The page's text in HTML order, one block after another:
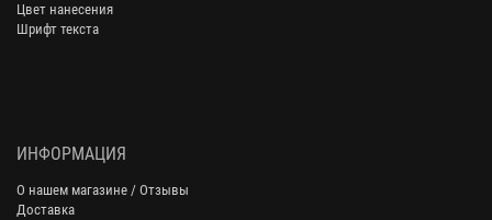
Цвет нанесения
Шрифт текста
ИНФОРМАЦИЯ
О нашем магазине / Отзывы
Доставка